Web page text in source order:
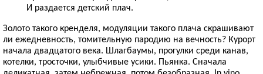
И раздается детский плач.
Золото такого кренделя, модуляции такого плача скрашивают
ли ежедневность, томительную пародию на вечность? Курорт
начала двадцатого века. Шлагбаумы, прогулки среди канав,
котелки, тросточки, улыбчивые усики. Пьянка. Сначала